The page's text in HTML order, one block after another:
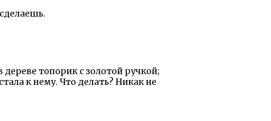
топорик с золотой ручкой;
к нему. Что делать? Никак не